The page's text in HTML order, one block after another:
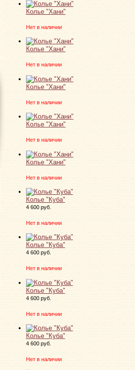
Колье "Хани"
Нет в наличии
Колье "Хани"
Нет в наличии
Колье "Хани"
Нет в наличии
Колье "Хани"
Нет в наличии
Колье "Хани"
Нет в наличии
Колье "Куба"
4 600 руб.
Нет в наличии
Колье "Куба"
4 600 руб.
Нет в наличии
Колье "Куба"
4 600 руб.
Нет в наличии
Колье "Куба"
4 600 руб.
Нет в наличии